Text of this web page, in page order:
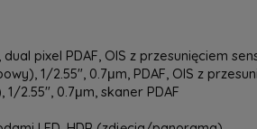
pixel PDAF, OIS z przesunięciem
1/2.55", 0.7μm, PDAF, OIS z
2.55", 0.7μm, skaner PDAF